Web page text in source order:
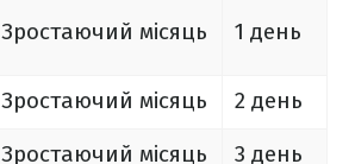
Зростаючий місяць 1 день
Зростаючий місяць
2 день
Зростаючий місяць
3 день